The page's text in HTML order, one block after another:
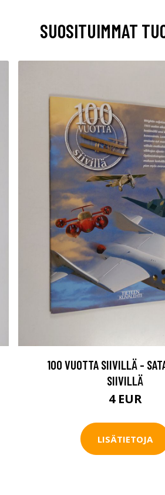
SUOSITUIMMAT
100 VUOTTA SIIVILLÄ -
SIIVILLÄ
4 EUR
LISÄTIETOJA